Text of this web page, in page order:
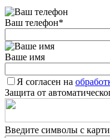
Ваш телефон*
Ваше имя
Я согласен на
Защита от
Введите символы с